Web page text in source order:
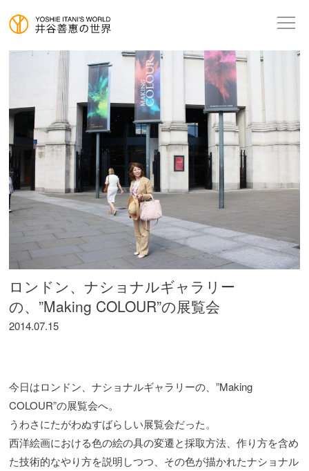
ロンドン、ナショナルギャラリー
の、”Making COLOUR”の展覧会
2014.07.15
今日はロンドン、ナショナルギャラリーの、”Making
COLOUR”の展覧会へ。
うわさにたがわぬすばらしい展覧会だった。
西洋絵画における色の絵の具の変遷と採取方法、作り方を含め
た技術的なやり方を説明しつつ、その色が描かれたナショナル